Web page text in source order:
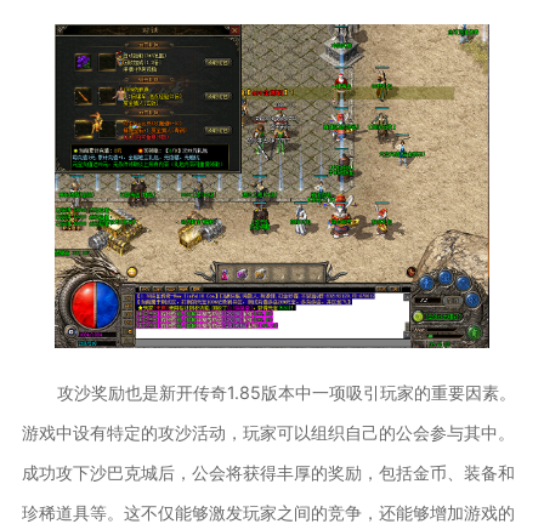
攻沙奖励也是新开传奇1.85版本中一项吸引玩家的重要因素。
游戏中设有特定的攻沙活动，玩家可以组织自己的公会参与其中。
成功攻下沙巴克城后，公会将获得丰厚的奖励，包括金币、装备和
珍稀道具等。这不仅能够激发玩家之间的竞争，还能够增加游戏的